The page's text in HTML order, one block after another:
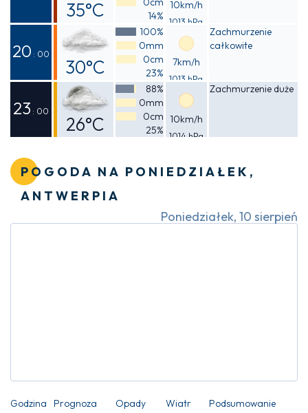
35°C
Odczuwalna
33°C
14%
10km/h
1013 hPa
20 : 00
30°C
Odczuwalna
28°C
100%
0mm
0cm
23%
7km/h
1013 hPa
Zachmurzenie
całkowite
23 : 00
26°C
88%
0mm
0cm
25%
10km/h
1014 hPa
Zachmurzenie duże
POGODA NA PONIEDZIAŁEK,
ANTWERPIA
Poniedziałek, 10 sierpień
Godzina Prognoza Opady Wiatr Podsumowanie